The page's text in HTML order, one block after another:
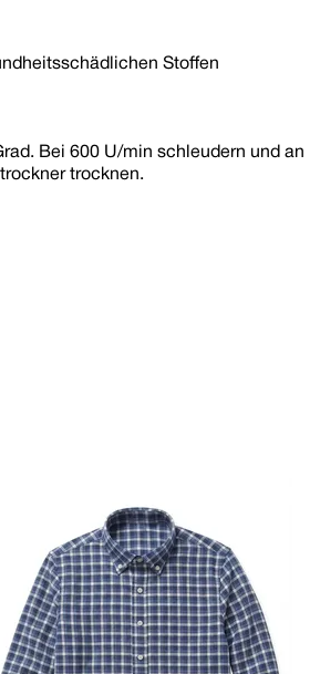
Stoffen
Bei 600 U/min schleudern und an
trocknen.